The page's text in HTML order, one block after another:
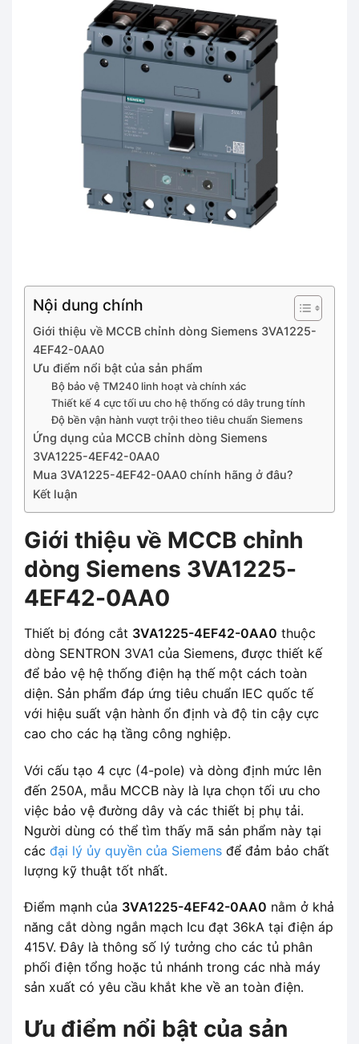
Nội dung chính
Giới thiệu về MCCB chỉnh dòng Siemens 3VA1225-
4EF42-0AA0
Ưu điểm nổi bật của sản phẩm
Bộ bảo vệ TM240 linh hoạt và chính xác
Thiết kế 4 cực tối ưu cho hệ thống có dây trung tính
Độ bền vận hành vượt trội theo tiêu chuẩn Siemens
Ứng dụng của MCCB chỉnh dòng Siemens
3VA1225-4EF42-0AA0
Mua 3VA1225-4EF42-0AA0 chính hãng ở đâu?
Kết luận
Giới thiệu về MCCB chỉnh
dòng Siemens 3VA1225-
4EF42-0AA0
Thiết bị đóng cắt 3VA1225-4EF42-0AA0 thuộc
dòng SENTRON 3VA1 của Siemens, được thiết kế
để bảo vệ hệ thống điện hạ thế một cách toàn
diện. Sản phẩm đáp ứng tiêu chuẩn IEC quốc tế
với hiệu suất vận hành ổn định và độ tin cậy cực
cao cho các hạ tầng công nghiệp.
Với cấu tạo 4 cực (4-pole) và dòng định mức lên
đến 250A, mẫu MCCB này là lựa chọn tối ưu cho
việc bảo vệ đường dây và các thiết bị phụ tải.
Người dùng có thể tìm thấy mã sản phẩm này tại
các đại lý ủy quyền của Siemens để đảm bảo chất
lượng kỹ thuật tốt nhất.
Điểm mạnh của 3VA1225-4EF42-0AA0 nằm ở khả
năng cắt dòng ngắn mạch Icu đạt 36kA tại điện áp
415V. Đây là thông số lý tưởng cho các tủ phân
phối điện tổng hoặc tủ nhánh trong các nhà máy
sản xuất có yêu cầu khắt khe về an toàn điện.
Ưu điểm nổi bật của sản